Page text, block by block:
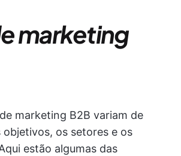
marketing
marketing B2B variam de
os setores e os
estão algumas das